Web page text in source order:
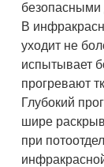
безопасными
В
уходит не
испытывает
прогревают
Глубокий
шире
при